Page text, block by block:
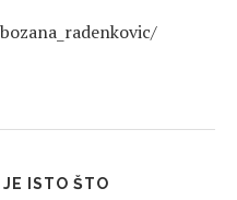
JE ISTO ŠTO